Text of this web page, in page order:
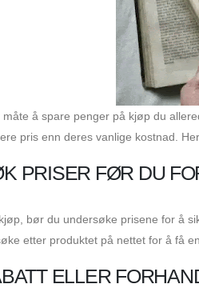
måte å spare penger på kjøp du
pris enn deres vanlige kostnad.
PRISER FØR DU
bør du undersøke prisene for å
etter produktet på nettet for å få
ELLER